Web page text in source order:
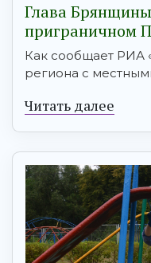
Глава
приграничном
Как сообщает РИА
региона с
Читать далее